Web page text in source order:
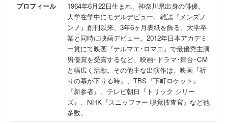
プロフィール
1964年6月22日生まれ、神奈川県出身の俳優。
大学在学中にモデルデビュー。雑誌『メンズノ
ンノ』創刊以来、3年6ヶ月表紙を飾る。大学卒
業と同時に映画デビュー。2012年日本アカデミ
ー賞にて映画『テルマエ･ロマエ』で最優秀主演
男優賞を受賞するなど、映画･ドラマ･舞台･CM
と幅広く活動。その他主な出演作は、映画『祈
りの幕が下りる時』、TBS『下町ロケット』
『新参者』、テレビ朝日『トリック シリー
ズ』、NHK『スニッファー 嗅覚捜査官』など他
多数。